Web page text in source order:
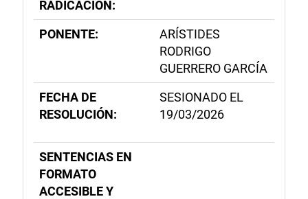
RADICACIÓN:
PONENTE:
ARÍSTIDES
RODRIGO
GUERRERO GARCÍA
FECHA DE
RESOLUCIÓN:
SESIONADO EL
19/03/2026
SENTENCIAS EN
FORMATO
ACCESIBLE Y